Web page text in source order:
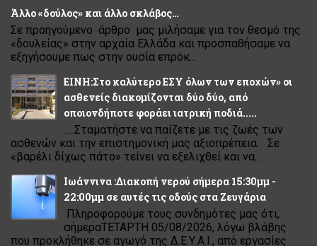
Άλλο «δούλος» και άλλο σκλάβος…
Σε προηγούμενο άρθρο μας μιλήσαμε για τον θεσμό της
«δουλείας» στην αρχαία Ελλάδα και προσπαθήσαμε να
εξηγήσουμε πως στην ουσία επρόκ...
ΕΙΝΗ:Στο καλύτερο ΕΣΥ όλων των εποχών» οι
ασθενείς διακομίζονται δύο δύο, από
οποιονδήποτε φοράει ιατρική ποδιά.....
.....Σταματήστε να παίζετε με τις ζωές των
ασθενών και την επιστημονική μας αξιοπρέπεια. Σε
«βαρέλι δίχως πάτο» τείνει να εξελιχθεί και να...
Ιωάννινα :Διακοπή νερού σήμερα 15:30μμ -
22:00μμ σε αυτές τις οδούς στα Ζευγάρια
Πληροφορούμε τους συνδημότες μας ότι,
σήμεραΤΕΤΑΡΤΗ 05/08/2026, λόγω βλάβης
που προκλήθηκε σε αγωγό της Δ.Ε.Υ.Α.Ι., από εργασίες